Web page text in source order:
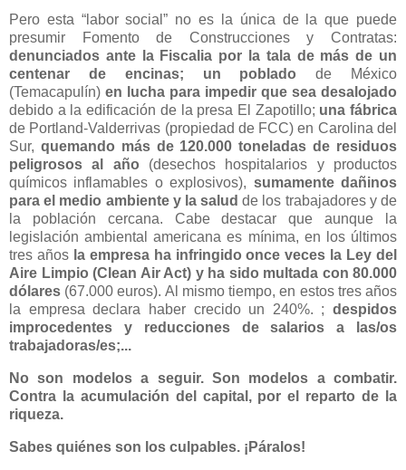
Pero esta “labor social” no es la única de la que puede
presumir Fomento de Construcciones y Contratas:
denunciados ante la Fiscalia por la tala de más de un
centenar de encinas;
un poblado de México
(Temacapulín) en lucha para impedir que sea desalojado
debido a la edificación de la presa El Zapotillo; una fábrica
de Portland-Valderrivas (propiedad de FCC) en Carolina del
Sur, quemando más de 120.000 toneladas de residuos
peligrosos al año (desechos hospitalarios y productos
químicos inflamables o explosivos), sumamente dañinos
para el medio ambiente y la salud de los trabajadores y de
la población cercana. Cabe destacar que aunque la
legislación ambiental americana es mínima, en los últimos
tres añosla empresa ha infringido once veces la Ley del
Aire Limpio (Clean Air Act) y ha sido multada con 80.000
dólares (67.000 euros). Al mismo tiempo, en estos tres años
la empresa declara haber crecido un 240%. ; despidos
improcedentes y reducciones de salarios a las/os
trabajadoras/es;...
No son modelos a seguir. Son modelos a combatir.
Contra la acumulación del capital, por el reparto de la
riqueza.
Sabes quiénes son los culpables. ¡Páralos!